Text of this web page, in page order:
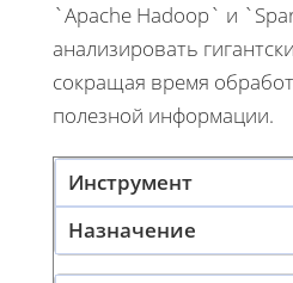
`Apache Hadoop` и
анализировать
сокращая время
полезной информации.
Инструмент
Назначение